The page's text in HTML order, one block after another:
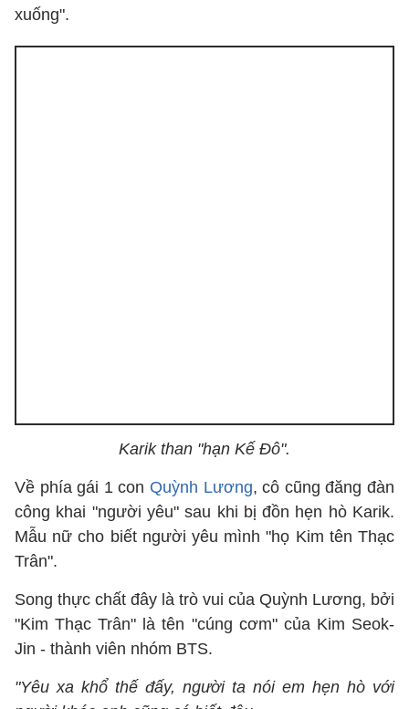
xuống".
Karik than "hạn Kế Đô".
Về phía gái 1 con Quỳnh Lương, cô cũng đăng đàn
công khai "người yêu" sau khi bị đồn hẹn hò Karik.
Mẫu nữ cho biết người yêu mình "họ Kim tên Thạc
Trân".
Song thực chất đây là trò vui của Quỳnh Lương, bởi
"Kim Thạc Trân" là tên "cúng cơm" của Kim Seok-
Jin - thành viên nhóm BTS.
"Yêu xa khổ thế đấy, người ta nói em hẹn hò với